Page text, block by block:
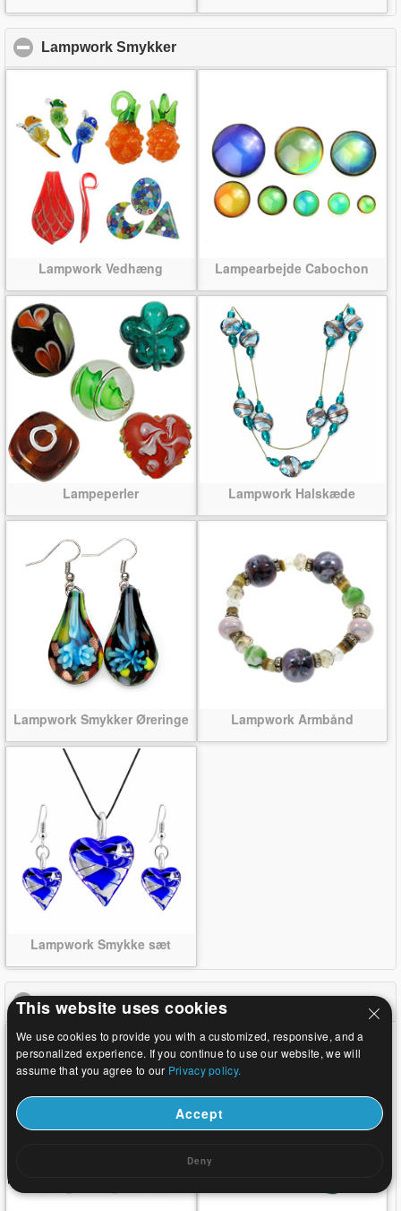
Lampwork Smykker
Lampwork Vedhæng Lampearbejde Cabochon
Lampeperler Lampwork Halskæde
Lampwork Smykker Øreringe Lampwork Armbånd
Lampwork Smykke sæt
Gemstone smykker click to collapse contents
This website uses cookies
We use cookies to provide you with a customized, responsive, and a
personalized experience. If you continue to use our website, we will
assume that you agree to our Privacy policy.
Accept
Deny